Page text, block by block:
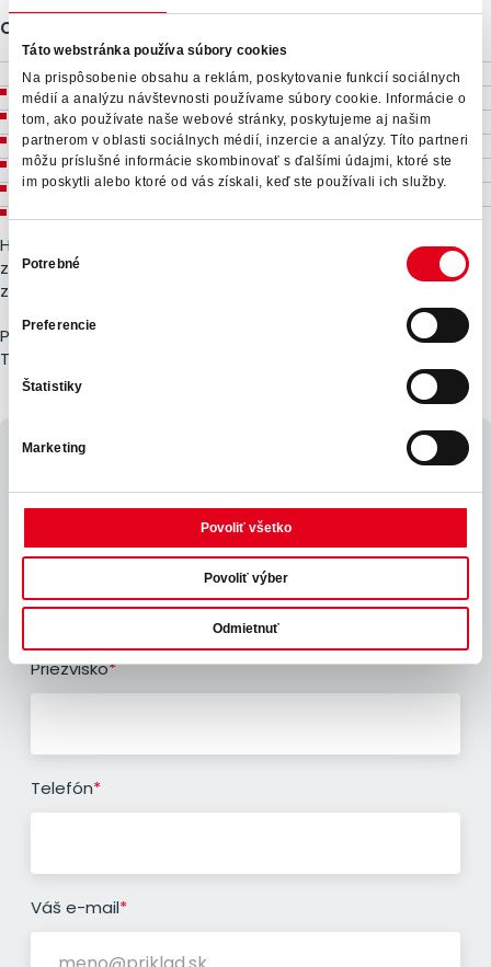
Táto webstránka používa súbory cookies
Na prispôsobenie obsahu a reklám, poskytovanie funkcií sociálnych
médií a analýzu návštevnosti používame súbory cookie. Informácie o
tom, ako používate naše webové stránky, poskytujeme aj našim
partnerom v oblasti sociálnych médií, inzercie a analýzy. Títo partneri
môžu príslušné informácie skombinovať s ďalšími údajmi, ktoré ste
im poskytli alebo ktoré od vás získali, keď ste používali ich služby.
Výber
súhlasu
Potrebné
Preferencie
Štatistiky
Marketing
Povoliť všetko
Povoliť výber
Odmietnuť
Co nabízíme?
zázemí mezinárodní společnosti,
roční bonusový systém dle výsledků společnosti,
5 týdnů dovolené,
příspěvek na penzijní připojištění,
stravenkový paušál,
Multisport program,
Hledáme člověka, který se nebojí operativy, má rád dobře
zorganizované procesy a dokáže být spolehlivou oporou
zaměstnancům i managementu.
Pokud Vás pozice zaujala, zašlete nám svůj životopis.
Těšíme se na setkání s Vámi.
"*" označuje povinné polia
Vaše meno*
Priezvisko*
Telefón*
Váš e-mail*